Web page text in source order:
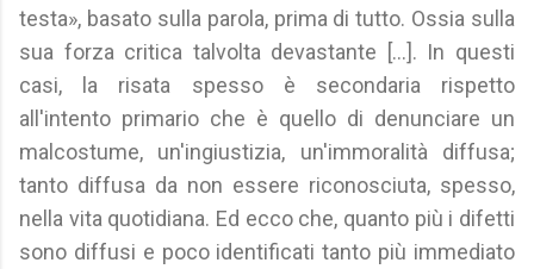
testa», basato sulla parola, prima di tutto. Ossia sulla
sua forza critica talvolta devastante [...]. In questi
casi, la risata spesso è secondaria rispetto
all'intento primario che è quello di denunciare un
malcostume, un'ingiustizia, un'immoralità diffusa;
tanto diffusa da non essere riconosciuta, spesso,
nella vita quotidiana. Ed ecco che, quanto più i difetti
sono diffusi e poco identificati tanto più immediato